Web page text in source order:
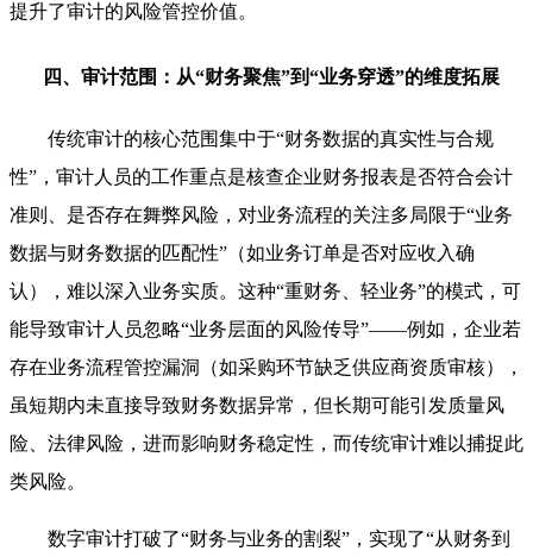
提升了审计的风险管控价值。
四、审计范围：从“财务聚焦”到“业务穿透”的维度拓展
传统审计的核心范围集中于“财务数据的真实性与合规
性”，审计人员的工作重点是核查企业财务报表是否符合会计
准则、是否存在舞弊风险，对业务流程的关注多局限于“业务
数据与财务数据的匹配性”（如业务订单是否对应收入确
认），难以深入业务实质。这种“重财务、轻业务”的模式，可
能导致审计人员忽略“业务层面的风险传导”——例如，企业若
存在业务流程管控漏洞（如采购环节缺乏供应商资质审核），
虽短期内未直接导致财务数据异常，但长期可能引发质量风
险、法律风险，进而影响财务稳定性，而传统审计难以捕捉此
类风险。
数字审计打破了“财务与业务的割裂”，实现了“从财务到